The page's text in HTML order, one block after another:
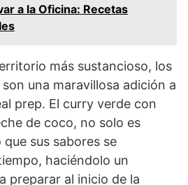
a la Oficina: Recetas
más sustancioso, los
son una maravillosa adición a
prep. El curry verde con
de coco, no solo es
sus sabores se
haciéndolo un
preparar al inicio de la